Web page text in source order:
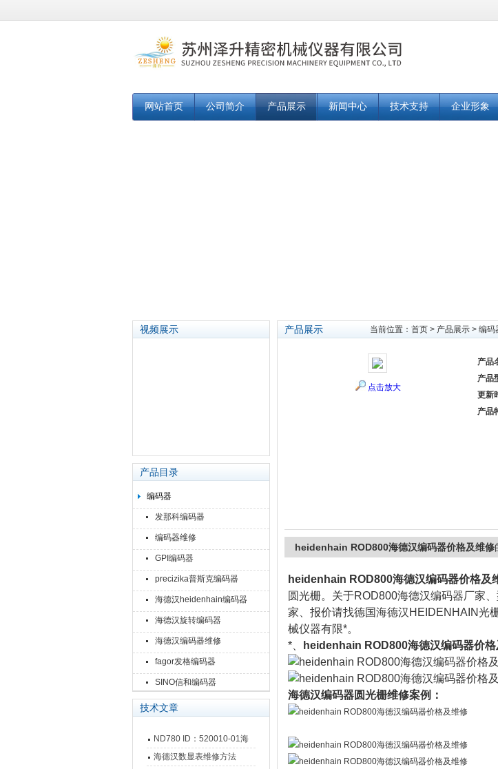
网站首页 公司简介 产品展示 新闻中心 技术支持 企业形象
视频展示
产品目录
编码器
发那科编码器
编码器维修
GPI编码器
precizika普斯克编码器
海德汉heidenhain编码器
海德汉旋转编码器
海德汉编码器维修
fagor发格编码器
SINO信和编码器
技术文章
ND780 ID：520010-01海
德汉数显表故障维修内容
海德汉数显表维修方法
产品展示 当前位置： 首页 > 产品展示 > 编码
点击放大
产品
产品
更新
产品
heidenhain ROD800海德汉编码器价格及维修
heidenhain ROD800海德汉编码器价格及
圆光栅。关于ROD800海德汉编码器厂家
家、报价请找德国海德汉HEIDENHAIN光
械仪器有限*。
*、
heidenhain ROD800海德汉编码器价
海德汉编码器圆光栅维修案例：